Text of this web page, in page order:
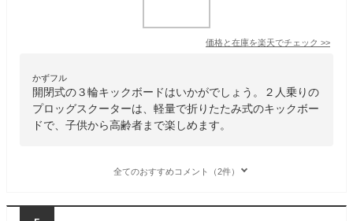
価格と在庫を楽天でチェック >>
かずフル
開閉式の３輪キックボードはいかがでしょう。２人乗りの
プロッグスクーターは、軽量で折りたたみ式のキックボー
ドで、子供から高齢者まで楽しめます。
全てのおすすめコメント（2件）